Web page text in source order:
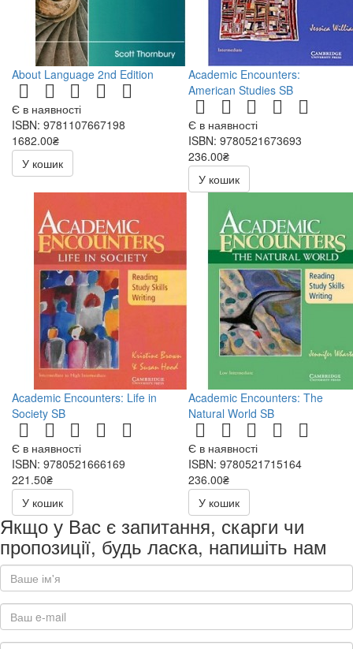
About Language 2nd Edition
Є в наявності
ISBN: 9781107667198
1682.00₴
У кошик
Academic Encounters:
American Studies SB
Є в наявності
ISBN: 9780521673693
236.00₴
472.00₴
У кошик
Academic Encounters: Life in
Society SB
Є в наявності
ISBN: 9780521666169
221.50₴
443.00₴
У кошик
Academic Encounters: The
Natural World SB
Є в наявності
ISBN: 9780521715164
236.00₴
472.00₴
У кошик
Якщо у Вас є запитання, скарги чи
пропозиції, будь ласка, напишіть нам